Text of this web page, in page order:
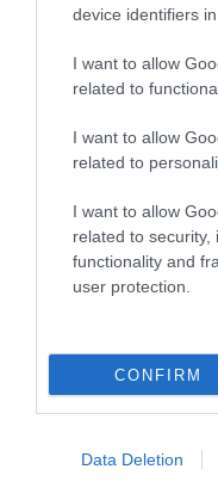
device identifiers in
I want to allow
related to
I want to allow
related to
I want to allow
related to security,
functionality and
user protection.
CONFIRM
Data Deletion
Ορθόδοξοι
ΤΟ